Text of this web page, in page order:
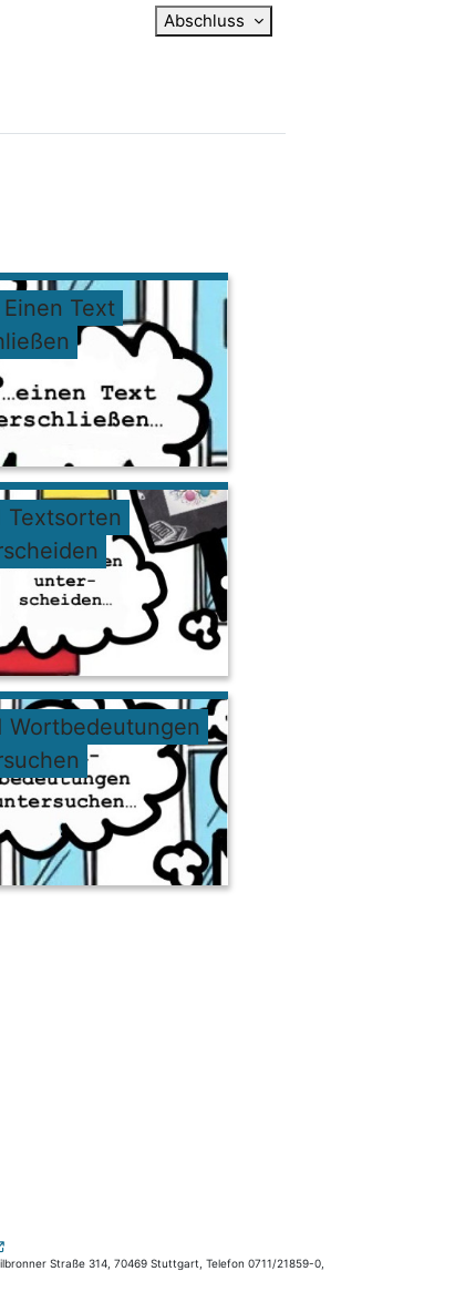
Abschluss
Einen Text
Textsorten
Wortbedeutungen
Straße 314, 70469 Stuttgart, Telefon 0711/21859-0,